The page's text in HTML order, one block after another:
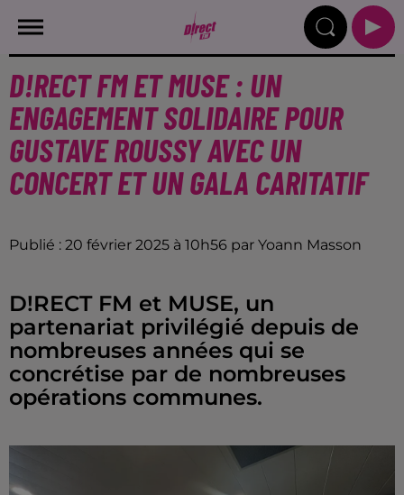
D!RECT FM ET MUSE : UN
ENGAGEMENT SOLIDAIRE POUR
GUSTAVE ROUSSY AVEC UN
CONCERT ET UN GALA CARITATIF
Publié : 20 février 2025 à 10h56 par Yoann Masson
D!RECT FM et MUSE, un
partenariat privilégié depuis de
nombreuses années qui se
concrétise par de nombreuses
opérations communes.